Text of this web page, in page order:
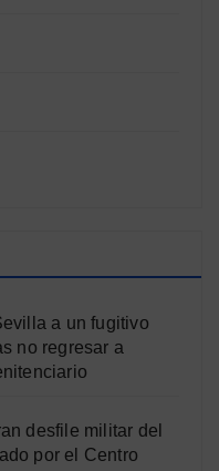
a un fugitivo
no regresar a
desfile militar del
por el Centro